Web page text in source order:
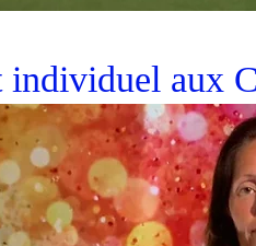
individuel aux